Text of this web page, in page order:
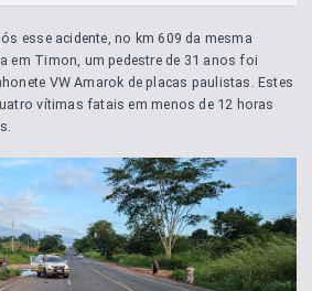
esse acidente, no km 609 da mesma
em Timon, um pedestre de 31 anos foi
VW Amarok de placas paulistas. Estes
vítimas fatais em menos de 12 horas